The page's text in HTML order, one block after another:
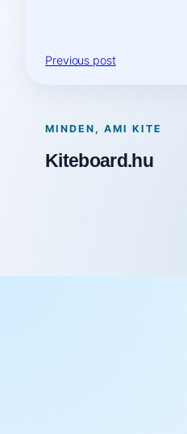
Previous post
MINDEN, AMI KITE
Kiteboard.hu